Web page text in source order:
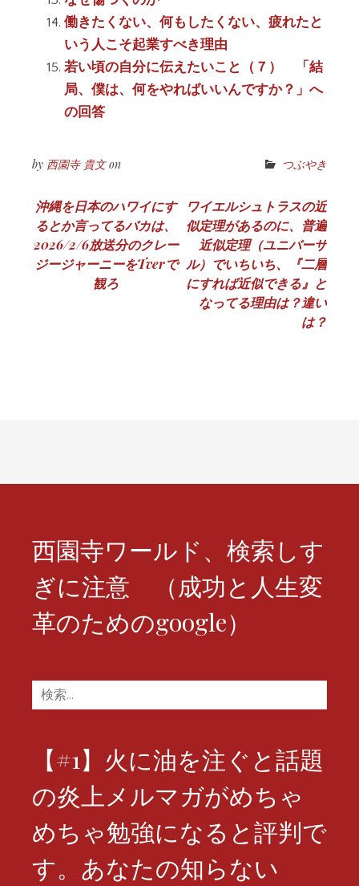
働きたくない、何もしたくない、疲れたと
いう人こそ起業すべき理由
若い頃の自分に伝えたいこと（７） 「結
局、僕は、何をやればいいんですか？」へ
の回答
by 西園寺 貴文on つぶやき
投
稿
ナ
沖縄を日本のハワイにす
るとか言ってるバカは、
2026/2/6放送分のクレー
ジージャーニーをTverで
観ろ
ワイエルシュトラスの近
似定理があるのに、普遍
近似定理（ユニバーサ
ル）でいちいち、『二層
にすれば近似できる』と
なってる理由は？違い
は？
西園寺ワールド、検索しす
ぎに注意 （成功と人生変
革のためのgoogle）
検
索:
【#1】火に油を注ぐと話題
の炎上メルマガがめちゃ
めちゃ勉強になると評判で
す。あなたの知らない